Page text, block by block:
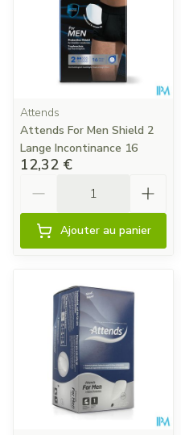
Attends
Attends For Men Shield 2
Lange Incontinance 16
12,32 €
Ajouter au panier